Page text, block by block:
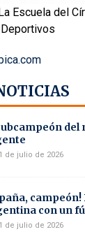
Escuela del
del
de julio de 2026
con un
de julio de 2026